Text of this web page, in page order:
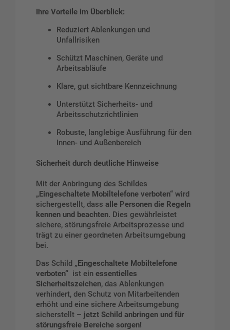
Ihre Vorteile im Überblick:
Reduziert Ablenkungen und
Unfallrisiken
Schützt Maschinen, Geräte und
Arbeitsabläufe
Klare, gut sichtbare Kennzeichnung
Unterstützt Sicherheits- und
Arbeitsschutzrichtlinien
Robuste, langlebige Ausführung für den
Innen- und Außenbereich
Sicherheit durch deutliche Hinweise
Mit der Anbringung des Schildes
„Eingeschaltete Mobiltelefone verboten“ wird
sichergestellt, dass alle Personen die Regeln
kennen und beachten. Dies gewährleistet
sichere, störungsfreie Arbeitsprozesse und
trägt zu einer geordneten Arbeitsumgebung
bei.
Das Schild „Eingeschaltete Mobiltelefone
verboten“ ist ein essentielles
Sicherheitszeichen, das Ablenkungen
verhindert, den Schutz von Mitarbeitenden
erhöht und eine sichere Arbeitsumgebung
sicherstellt – jetzt Schild anbringen und für
störungsfreie Bereiche sorgen!